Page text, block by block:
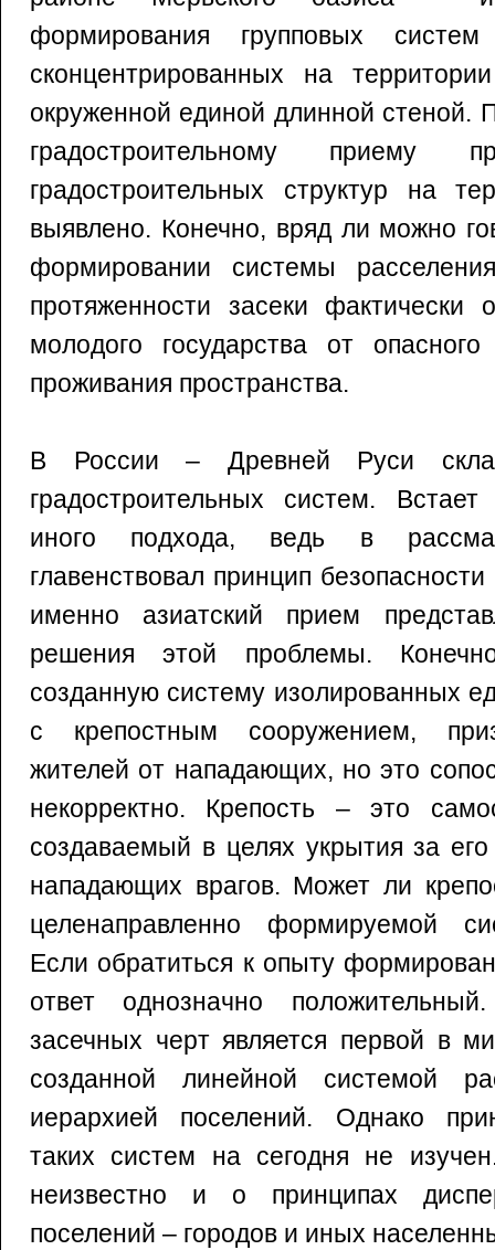
формирования групповых
сконцентрированных на
окруженной единой длинной стеной.
градостроительному приему
градостроительных структур на
выявлено. Конечно, вряд ли можно
формировании системы
протяженности засеки фактически
молодого государства от
проживания пространства.
В России – Древней Руси
градостроительных систем.
иного подхода, ведь в
главенствовал принцип
именно азиатский прием
решения этой проблемы.
созданную систему изолированных
с крепостным сооружением,
жителей от нападающих, но это
некорректно. Крепость – это
создаваемый в целях укрытия за
нападающих врагов. Может ли
целенаправленно формируемой
Если обратиться к опыту
ответ однозначно
засечных черт является первой в
созданной линейной системой
иерархией поселений. Однако
таких систем на сегодня не
неизвестно и о принципах
поселений – городов и иных